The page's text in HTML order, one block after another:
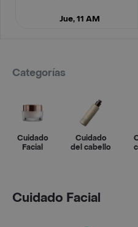
Jue, 11 AM
Categorías
Cuidado
Facial
Cuidado
del cabello
Cuidado Facial